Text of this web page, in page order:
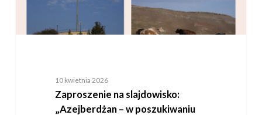
10 kwietnia 2026
Zaproszenie na slajdowisko:
„Azejberdżan – w poszukiwaniu